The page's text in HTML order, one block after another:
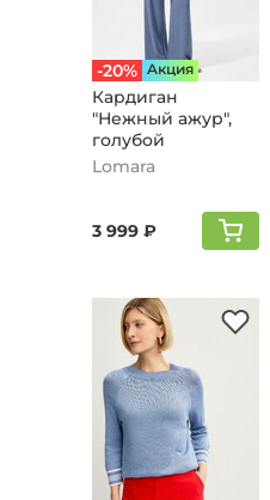
-20% Aкция
Кардиган
"Нежный ажур",
голубой
Lomara
3 999 ₽